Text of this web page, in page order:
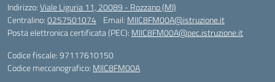
Indirizzo:Viale Liguria 11, 20089 - Rozzano (MI)
Centralino:0257501074 Email: MIIC8FM00A@istruzione.it
Posta elettronica certificata (PEC): MIIC8FM00A@pec.istruzione.it
Codice fiscale: 97117610150
Codice meccanografico: MIIC8FM00A